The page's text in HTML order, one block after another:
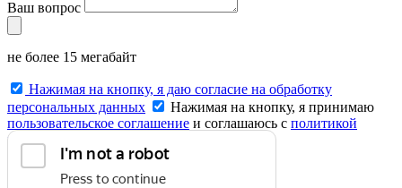
Ваш вопрос
не более 15 мегабайт
Нажимая на кнопку, я даю согласие на обработку
персональных данных
Нажимая на кнопку, я принимаю
пользовательское соглашение и соглашаюсь с политикой
конфиденциальности